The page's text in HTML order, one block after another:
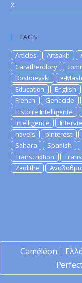
X
TAGS
Articles Artsakh
Caratheodory
Dostoievski
e-
Education
English
French
Genocide
Histoire Intelligente
Intelligence
novels
pinterest
Sahara
Spanish
Transcription
Zeolithe
Caméléon |